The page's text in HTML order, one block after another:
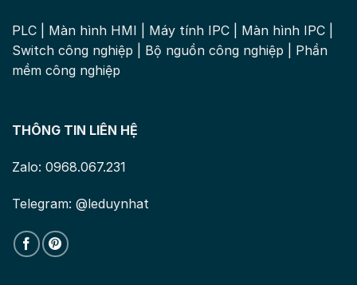
PLC Màn hình HMI Máy tính IPC Màn hình IPC
Switch công nghiệp
Bộ nguồn công nghiệp
Phần
mềm công nghiệp
THÔNG TIN LIÊN HỆ
Zalo: 0968.067.231
Telegram: @leduynhat